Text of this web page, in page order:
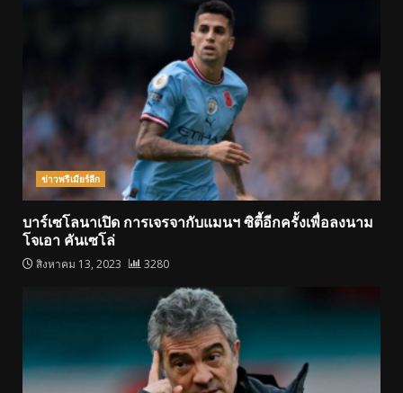
ข่าวพรีเมียร์ลีก
บาร์เซโลนาเปิด การเจรจากับแมนฯ ซิตี้อีกครั้งเพื่อลงนาม
โจเอา คันเซโล่
สิงหาคม 13, 2023 3280